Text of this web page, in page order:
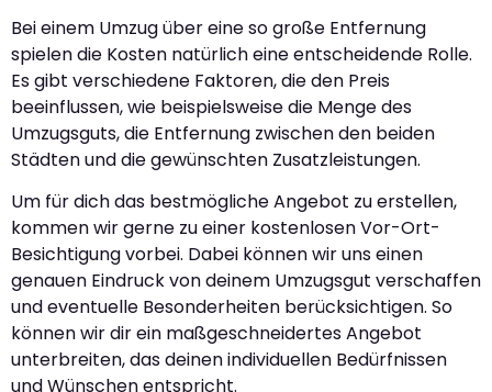
Bei einem Umzug über eine so große Entfernung
spielen die Kosten natürlich eine entscheidende Rolle.
Es gibt verschiedene Faktoren, die den Preis
beeinflussen, wie beispielsweise die Menge des
Umzugsguts, die Entfernung zwischen den beiden
Städten und die gewünschten Zusatzleistungen.
Um für dich das bestmögliche Angebot zu erstellen,
kommen wir gerne zu einer kostenlosen Vor-Ort-
Besichtigung vorbei. Dabei können wir uns einen
genauen Eindruck von deinem Umzugsgut verschaffen
und eventuelle Besonderheiten berücksichtigen. So
können wir dir ein maßgeschneidertes Angebot
unterbreiten, das deinen individuellen Bedürfnissen
und Wünschen entspricht.